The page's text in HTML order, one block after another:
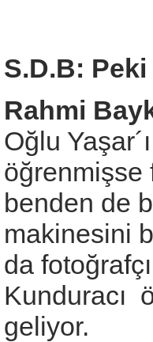
S.D.B: Peki
Rahmi
Oğlu
öğrenmişse
benden de
makinesini
da
Kunduracı
geliyor.